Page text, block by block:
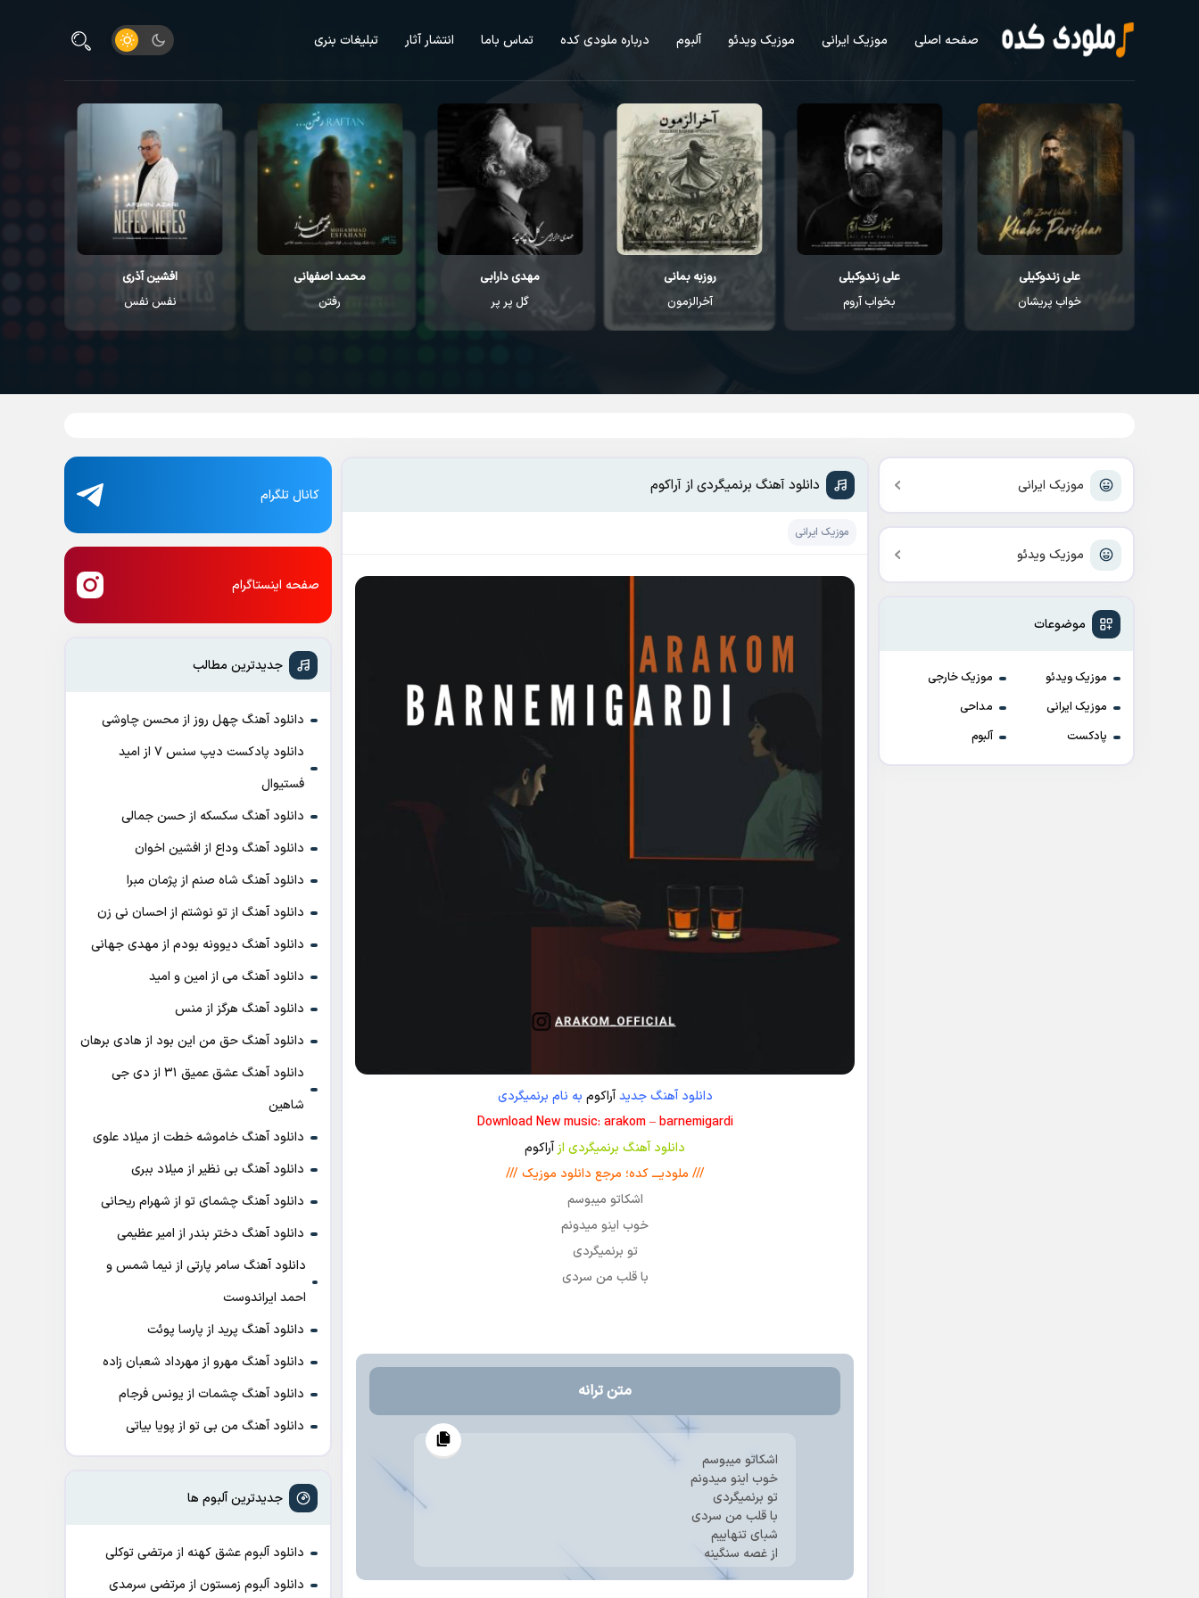
صفحه اصلی موزیک ایرانی موزیک ویدئو آلبوم درباره ملودی کده تماس باما انتشار آثار تبلیغات بنری
علی زندوکیلی
خواب پریشان
علی زندوکیلی
بخواب آروم
روزبه بمانی
آخرالزمون
مهدی دارابی
گل پر پر
محمد اصفهانی
رفتن
افشین آذری
نفس نفس
موزیک ایرانی
موزیک ویدئو
موضوعات
موزیک ویدئو
موزیک خارجی
موزیک ایرانی
مداحی
پادکست
آلبوم
دانلود آهنگ برنمیگردی از آراکوم
موزیک ایرانی
دانلود آهنگ جدیدآراکوم به نام برنمیگردی
Download New music: arakom – barnemigardi
دانلود آهنگ برنمیگردی از آراکوم
/// ملودیـــ کده؛ مرجع دانلود موزیک ///
اشکاتو میبوسم
خوب اینو میدونم
تو برنمیگردی
با قلب من سردی
متن ترانه
اشکاتو میبوسم
خوب اینو میدونم
تو برنمیگردی
با قلب من سردی
شبای تنهاییم
از غصه سنگینه
هرچی که بود شیرین
کانال تلگرام
صفحه اینستاگرام
جدیدترین مطالب
دانلود آهنگ چهل روز از محسن چاوشی
دانلود پادکست ديپ سنس ۷ از اميد
فستيوال
دانلود آهنگ سکسکه از حسن جمالی
دانلود آهنگ وداع از افشين اخوان
دانلود آهنگ شاه صنم از پژمان مبرا
دانلود آهنگ از تو نوشتم از احسان نی زن
دانلود آهنگ دیوونه بودم از مهدی جهانی
دانلود آهنگ می از امین و امید
دانلود آهنگ هرگز از منس
دانلود آهنگ حق من این بود از هادی برهان
دانلود آهنگ عشق عمیق ۳۱ از دی جی
شاهین
دانلود آهنگ خاموشه خطت از میلاد علوی
دانلود آهنگ بی نظیر از میلاد ببری
دانلود آهنگ چشمای تو از شهرام ریحانی
دانلود آهنگ دختر بندر از امیر عظیمی
دانلود آهنگ سامر پارتی از نیما شمس و
احمد ایراندوست
دانلود آهنگ پرید از پارسا پوئت
دانلود آهنگ مهرو از مهرداد شعبان زاده
دانلود آهنگ چشمات از یونس فرجام
دانلود آهنگ من بی تو از پویا بیاتی
جدیدترین آلبوم ها
دانلود آلبوم عشق کهنه از مرتضی توکلی
دانلود آلبوم زمستون از مرتضی سرمدی